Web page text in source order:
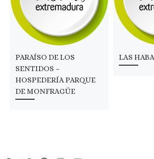
PARAÍSO DE LOS
SENTIDOS –
HOSPEDERÍA PARQUE
DE MONFRAGÜE
LAS